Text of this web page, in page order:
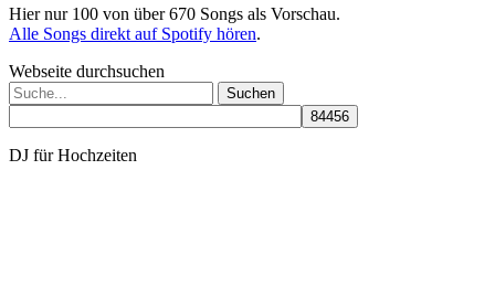
Hier nur 100 von über 670 Songs als Vorschau.
Alle Songs direkt auf Spotify hören.
Webseite durchsuchen
Suchen
nach:
DJ für Hochzeiten